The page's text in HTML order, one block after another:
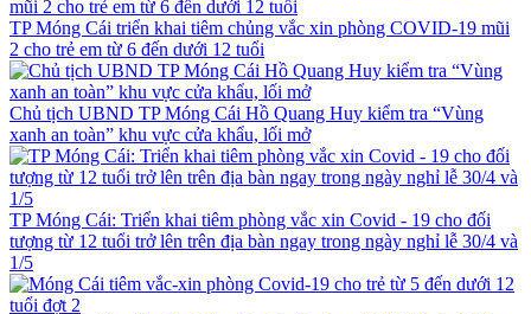
TP Móng Cái triển khai tiêm chủng vắc xin phòng COVID-19 mũi
2 cho trẻ em từ 6 đến dưới 12 tuổi
Chủ tịch UBND TP Móng Cái Hồ Quang Huy kiểm tra “Vùng
xanh an toàn” khu vực cửa khẩu, lối mở
TP Móng Cái: Triển khai tiêm phòng vắc xin Covid - 19 cho đối
tượng từ 12 tuổi trở lên trên địa bàn ngay trong ngày nghỉ lễ 30/4 và
1/5